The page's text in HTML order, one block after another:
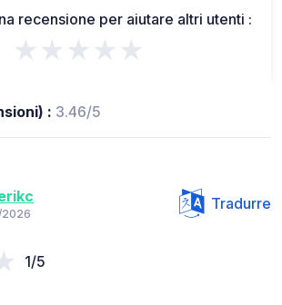
recensione per aiutare altri utenti :
★★★★★
: 3.46/5
Tradurre
1/5